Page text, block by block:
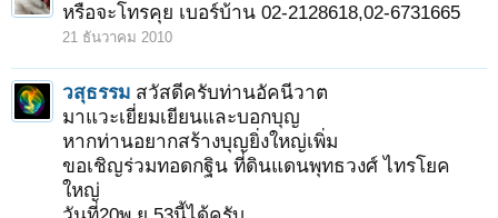
หรือจะโทรคุย เบอร์บ้าน 02-2128618,02-6731665
21 ธันวาคม 2010
วสุธรรม สวัสดีครับท่านอัคนีวาต
มาแวะเยี่ยมเยียนและบอกบุญ
หากท่านอยากสร้างบุญยิ่งใหญ่เพิ่ม
ขอเชิญร่วมทอดกฐิน ที่ดินแดนพุทธวงศ์ ไทรโยค
ใหญ่